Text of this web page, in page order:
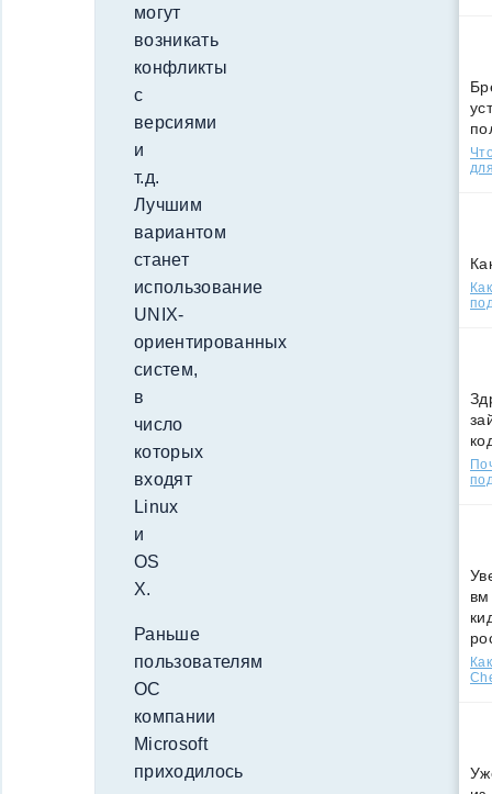
могут
возникать
конфликты
с
версиями
и
т.д.
Лучшим
вариантом
станет
использование
UNIX-
ориентированных
систем,
в
число
которых
входят
Linux
и
OS
X.
Раньше
пользователям
ОС
компании
Microsoft
приходилось
вм